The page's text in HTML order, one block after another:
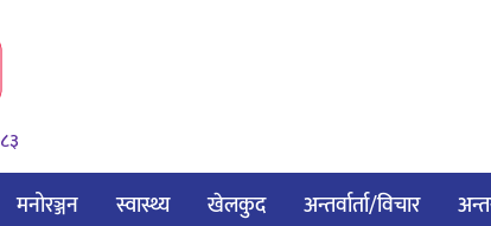
मनोरञ्जन स्वास्थ्य खेलकुद अन्तर्वार्ता/विचार